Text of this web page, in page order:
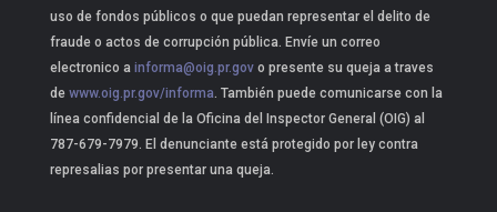
uso de fondos públicos o que puedan representar el delito de
fraude o actos de corrupción pública. Envíe un correo
electronico a informa@oig.pr.govo presente su queja a traves
dewww.oig.pr.gov/informa. También puede comunicarse con la
línea confidencial de la Oficina del Inspector General (OIG) al
787-679-7979. El denunciante está protegido por ley contra
represalias por presentar una queja.